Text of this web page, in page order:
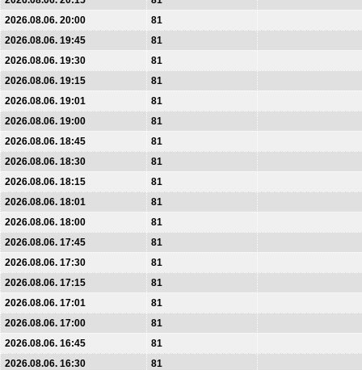
2026.08.06. 20:00
81
2026.08.06. 19:45
81
2026.08.06. 19:30
81
2026.08.06. 19:15
81
2026.08.06. 19:01
81
2026.08.06. 19:00
81
2026.08.06. 18:45
81
2026.08.06. 18:30
81
2026.08.06. 18:15
81
2026.08.06. 18:01
81
2026.08.06. 18:00
81
2026.08.06. 17:45
81
2026.08.06. 17:30
81
2026.08.06. 17:15
81
2026.08.06. 17:01
81
2026.08.06. 17:00
81
2026.08.06. 16:45
81
2026.08.06. 16:30
81